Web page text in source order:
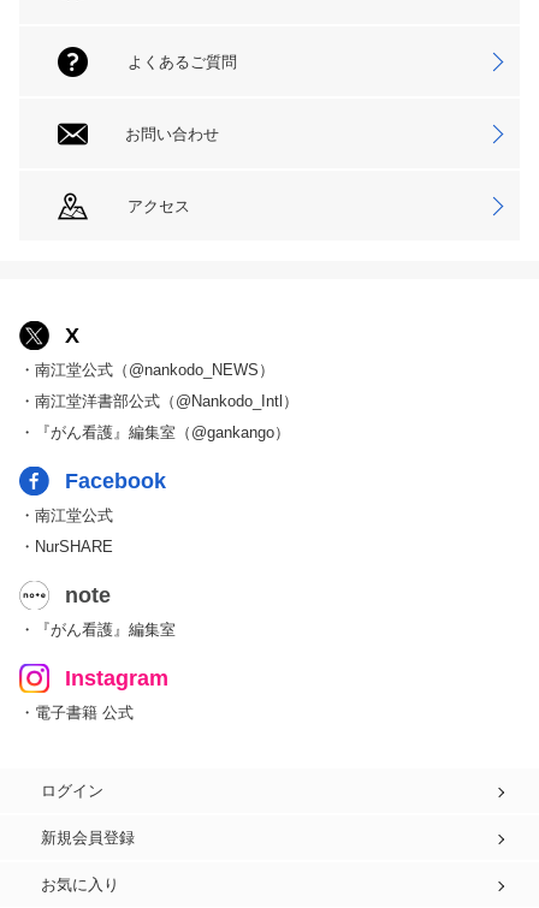
よくあるご質問
お問い合わせ
アクセス
X
・南江堂公式（@nankodo_NEWS）
・南江堂洋書部公式（@Nankodo_Intl）
・『がん看護』編集室（@gankango）
Facebook
・南江堂公式
・NurSHARE
note
・『がん看護』編集室
Instagram
・電子書籍 公式
ログイン
新規会員登録
お気に入り